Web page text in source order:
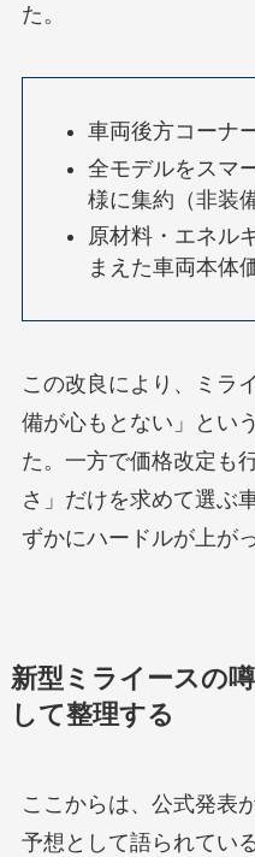
た。
車両後方コーナ
全モデルをスマ
様に集約（非装
原材料・エネル
まえた車両本体
この改良により、ミラ
備が心もとない」とい
た。一方で価格改定も
さ」だけを求めて選ぶ
ずかにハードルが上が
新型ミライースの
して整理する
ここからは、公式発表
予想として語られてい